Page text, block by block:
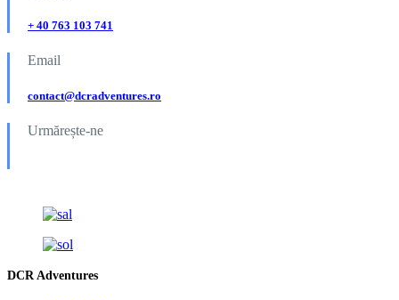
+ 40 763 103 741
Email
contact@dcradventures.ro
Urmărește-ne
DCR Adventures